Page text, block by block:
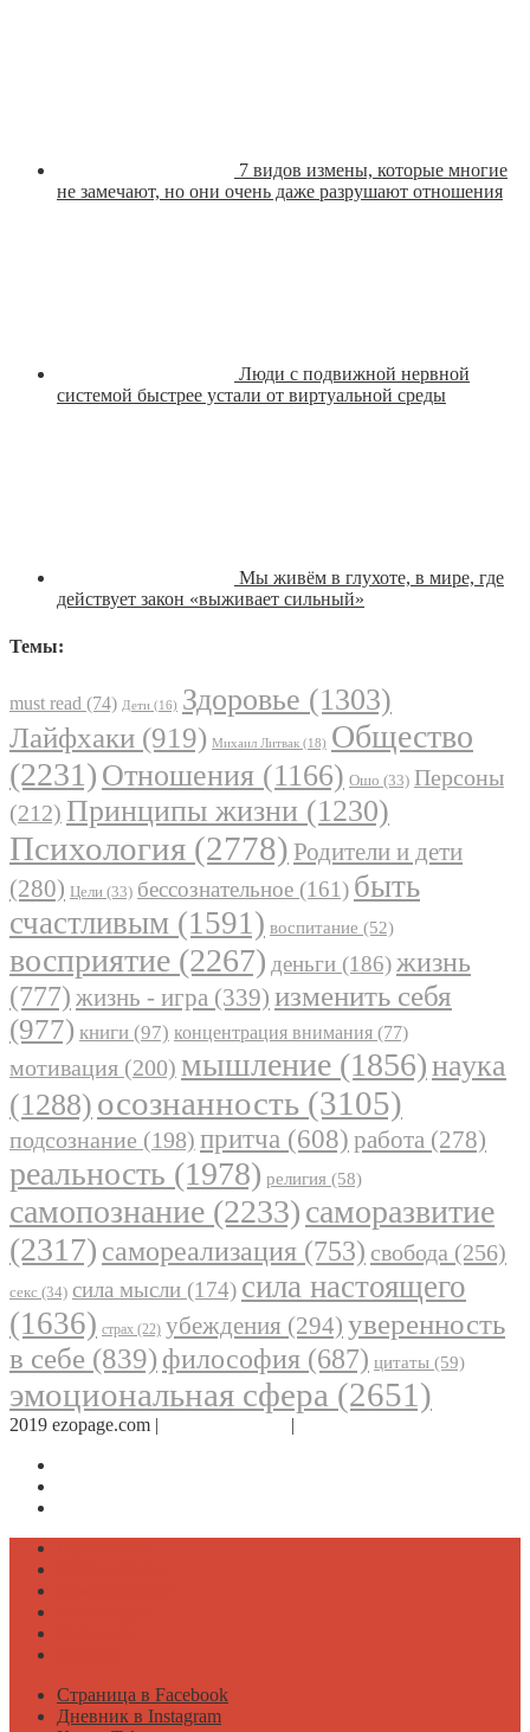
7 видов измены, которые многие
не замечают, но они очень даже разрушают отношения
Люди с подвижной нервной
системой быстрее устали от виртуальной среды
Мы живём в глухоте, в мире, где
действует закон «выживает сильный»
Темы:
must read (74) Дети (16) Здоровье (1303)
Лайфхаки (919) Михаил Литвак (18) Общество
(2231) Отношения (1166) Ошо (33) Персоны
(212) Принципы жизни (1230)
Психология (2778) Родители и дети
(280) Цели (33) бессознательное (161) быть
счастливым (1591) воспитание (52)
восприятие (2267) деньги (186)жизнь
(777) жизнь - игра (339) изменить себя
(977) книги (97) концентрация внимания (77)
мотивация (200) мышление (1856)наука
(1288) осознанность (3105)
подсознание (198) притча (608) работа (278)
реальность (1978) религия (58)
самопознание (2233)саморазвитие
(2317) самореализация (753) свобода (256)
секс (34) сила мысли (174) сила настоящего
(1636) страх (22) убеждения (294) уверенность
в себе (839) философия (687) цитаты (59)
эмоциональная сфера (2651)
2019 ezopage.com | |
Страница в Facebook
Дневник в Instagram